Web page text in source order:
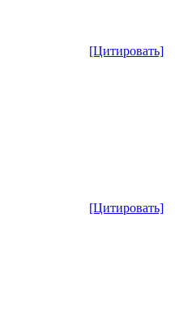
[Цитировать]
[Цитировать]